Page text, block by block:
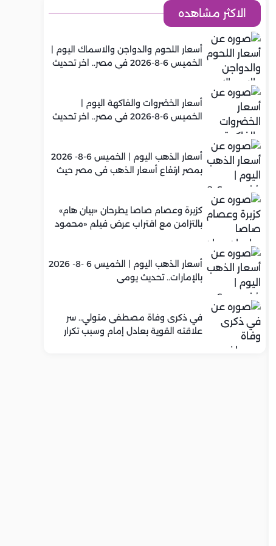
الاكثر مشاهده
أسعار اللحوم والدواجن والاسماك اليوم |
الخميس 6-8-2026 في مصر.. اخر تحديث
أسعار الخضروات والفاكهة اليوم |
الخميس 6-8-2026 في مصر.. اخر تحديث
أسعار الذهب اليوم | الخميس 6-8- 2026
بمصر ارتفاع أسعار الذهب في مصر حيث
كزبرة وعصام صاصا يطرحان «بيان هام»
بالتزامن مع اقتراب عرض فيلم «محمود
أسعار الذهب اليوم | الخميس 6 -8- 2026
بالإمارات.. تحديث يومي
في ذكرى وفاة مصطفى متولي.. سر
علاقته القوية بعادل إمام وسبب تكرار